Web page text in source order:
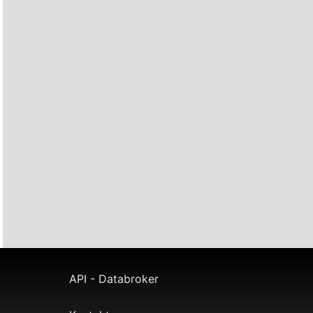
API - Databroker